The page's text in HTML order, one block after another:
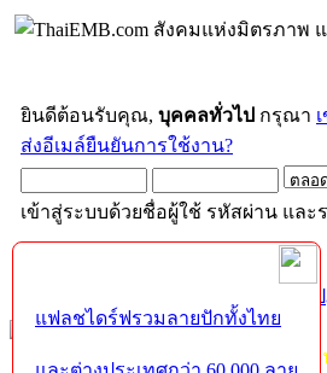
ยินดีต้อนรับคุณ, บุคคลทั่วไป กรุณา
ส่งอีเมล์ยืนยันการใช้งาน?
เข้าสู่ระบบด้วยชื่อผู้ใช้ รหัสผ่าน และ
กฏ-กติกา ห้ามจำหน่าย, จ่ายแจก ซอ
แฟลชไดร์ฟรวมลายปักทั้งไทย